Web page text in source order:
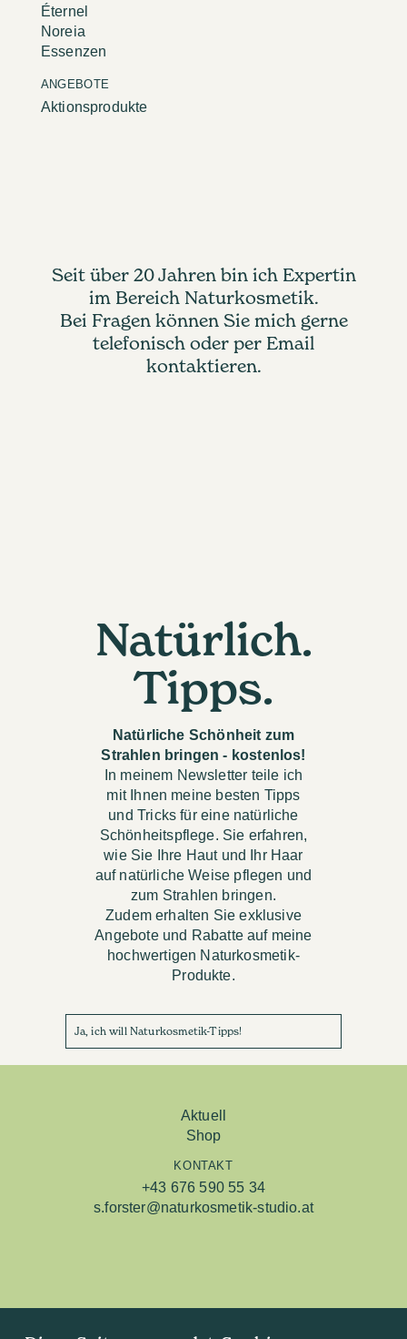
Éternel
Noreia
Essenzen
ANGEBOTE
Aktionsprodukte
Seit über 20 Jahren bin ich Expertin
im Bereich Naturkosmetik.
Bei Fragen können Sie mich gerne
telefonisch oder per Email
kontaktieren.
Natürlich.
Tipps.
Natürliche Schönheit zum
Strahlen bringen - kostenlos!
In meinem Newsletter teile ich
mit Ihnen meine besten Tipps
und Tricks für eine natürliche
Schönheitspflege. Sie erfahren,
wie Sie Ihre Haut und Ihr Haar
auf natürliche Weise pflegen und
zum Strahlen bringen.
Zudem erhalten Sie exklusive
Angebote und Rabatte auf meine
hochwertigen Naturkosmetik-
Produkte.
Ja, ich will Naturkosmetik-Tipps!
Aktuell
Shop
KONTAKT
+43 676 590 55 34
s.forster@naturkosmetik-studio.at